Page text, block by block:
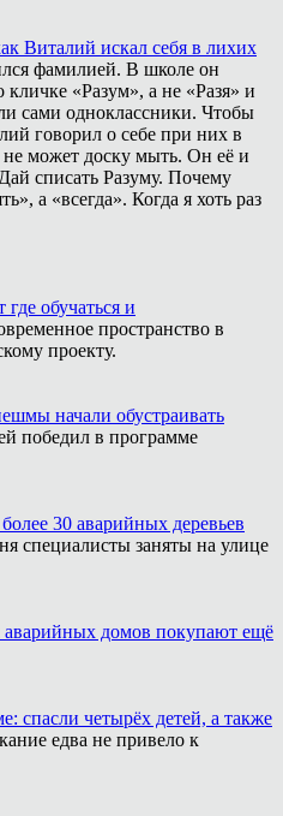
Виталий искал себя в лихих
фамилией. В школе он
кличке «Разум», а не «Разя» и
сами одноклассники. Чтобы
говорил о себе при них в
не может доску мыть. Он её и
списать Разуму. Почему
а «всегда». Когда я хоть раз
обучаться и
пространство в
проекту.
начали обустраивать
победил в программе
30 аварийных деревьев
специалисты заняты на улице
аварийных домов покупают ещё
четырёх детей, а также
едва не привело к